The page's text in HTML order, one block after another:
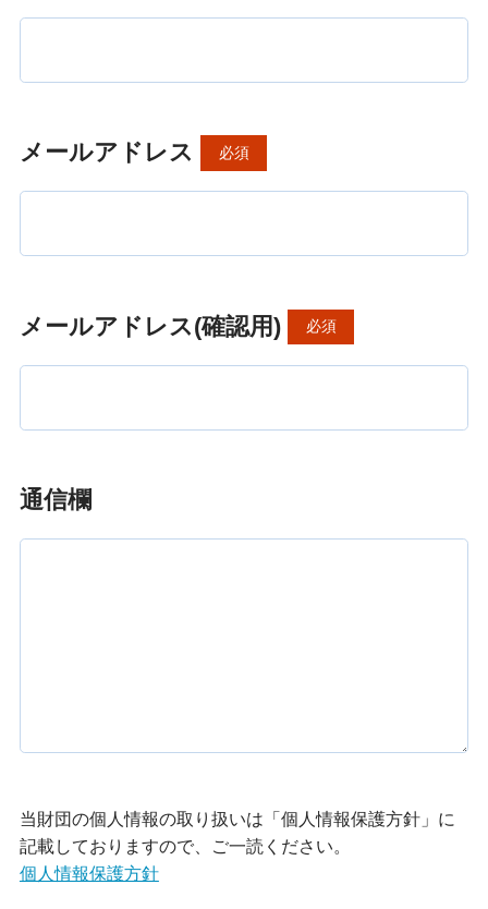
メールアドレス 必須
メールアドレス(確認用) 必須
通信欄
当財団の個人情報の取り扱いは「個人情報保護方針」に
記載しておりますので、ご一読ください。
個人情報保護方針